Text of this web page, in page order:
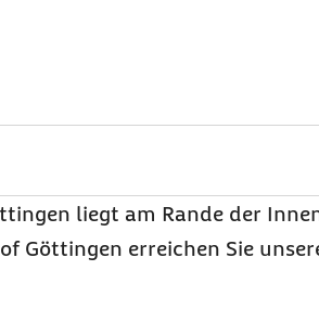
liegt am Rande der
Göttingen erreichen Sie